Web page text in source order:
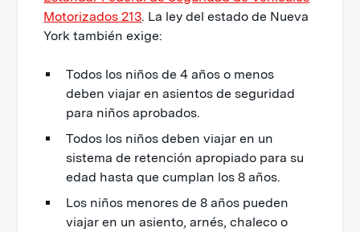
Motorizados 213. La ley del estado de Nueva
York también exige:
Todos los niños de 4 años o menos
deben viajar en asientos de seguridad
para niños aprobados.
Todos los niños deben viajar en un
sistema de retención apropiado para su
edad hasta que cumplan los 8 años.
Los niños menores de 8 años pueden
viajar en un asiento, arnés, chaleco o